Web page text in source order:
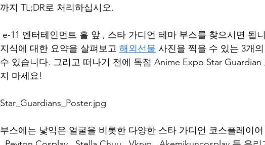
까지 TL;DR로 처리하십시오.
지식에 대한 요약을 살펴보고 해외선물 사진을 찍을 수 있는 3개
수 있습니다. 그리고 떠나기 전에 독점 Anime Expo Star
지 마세요!
Star_Guardians_Poster.jpg
부스에는 낯익은 ​​얼굴을 비롯한 다양한 스타 가디언 코스플레이